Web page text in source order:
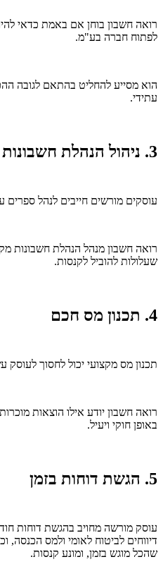
רואה חשבון בוחן אם באמת כדאי
לפתוח חברה בע"מ.
הוא מסייע להחליט בהתאם לגובה
עתידי.
3. ניהול הנהלת חשבונות תקין
עוסקים מורשים חייבים לנהל
רואה חשבון מנהל הנהלת חשבונות
שעלולות להוביל לקנסות.
4. תכנון מס חכם
תכנון מס מקצועי יכול לחסוך
רואה חשבון יודע אילו הוצאות
באופן חוקי ויעיל.
5. הגשת דוחות בזמן
עוסק מורשה מחויב בהגשת דוחות
דיווחים לביטוח לאומי ולמס הכנסה,
שהכל מוגש בזמן, ומונע קנסות.